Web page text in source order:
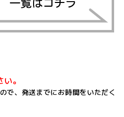
。
で、発送までにお時間をいただく